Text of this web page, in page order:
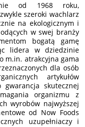
od 1968 roku,
szeroki wachlarz
na ekologicznym i
w swej branży
bogatą gamę
lidera w dziedzinie
m.in. atrakcyjna gama
dla osób
artykułów
gwarancja skutecznej
organizmu z
wyrobów najwyższej
od Now Foods
uzupełniaczy i